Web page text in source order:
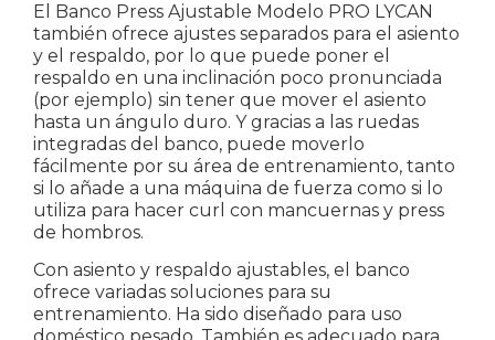
El Banco Press Ajustable Modelo PRO LYCAN
también ofrece ajustes separados para el asiento
y el respaldo, por lo que puede poner el
respaldo en una inclinación poco pronunciada
(por ejemplo) sin tener que mover el asiento
hasta un ángulo duro. Y gracias a las ruedas
integradas del banco, puede moverlo
fácilmente por su área de entrenamiento, tanto
si lo añade a una máquina de fuerza como si lo
utiliza para hacer curl con mancuernas y press
de hombros.
Con asiento y respaldo ajustables, el banco
ofrece variadas soluciones para su
entrenamiento. Ha sido diseñado para uso